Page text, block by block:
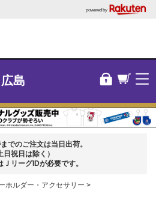
powered by
島
でのご注文は当日出荷。
日祝日は除く）
ＪリーグIDが必要です。
ホルダー・アクセサリー